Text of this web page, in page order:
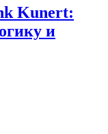
Kunert:
и